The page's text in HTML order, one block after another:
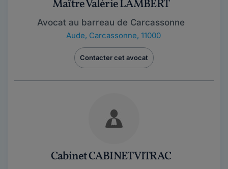
Maître Valérie LAMBERT
Avocat au barreau de Carcassonne
Aude, Carcassonne, 11000
Contacter cet avocat
Cabinet CABINET VITRAC